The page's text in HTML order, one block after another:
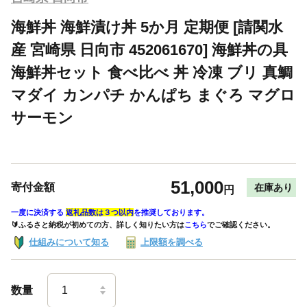
海鮮丼 海鮮漬け丼 5か月 定期便 [請関水
産 宮崎県 日向市 452061670] 海鮮丼の具
海鮮丼セット 食べ比べ 丼 冷凍 ブリ 真鯛
マダイ カンパチ かんぱち まぐろ マグロ
サーモン
寄付金額 51,000円 在庫あり
一度に決済する 返礼品数は３つ以内を推奨しております。
🔰ふるさと納税が初めての方、詳しく知りたい方はこちらでご確認ください。
仕組みについて知る 上限額を調べる
数量